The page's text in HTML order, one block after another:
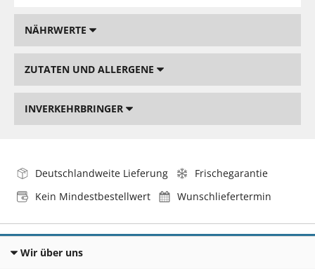
NÄHRWERTE
ZUTATEN UND ALLERGENE
INVERKEHRBRINGER
Deutschlandweite Lieferung
Frischegarantie
Kein Mindestbestellwert
Wunschliefertermin
Wir über uns